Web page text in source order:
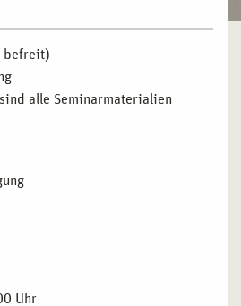
befreit)
alle Seminarmaterialien
Uhr